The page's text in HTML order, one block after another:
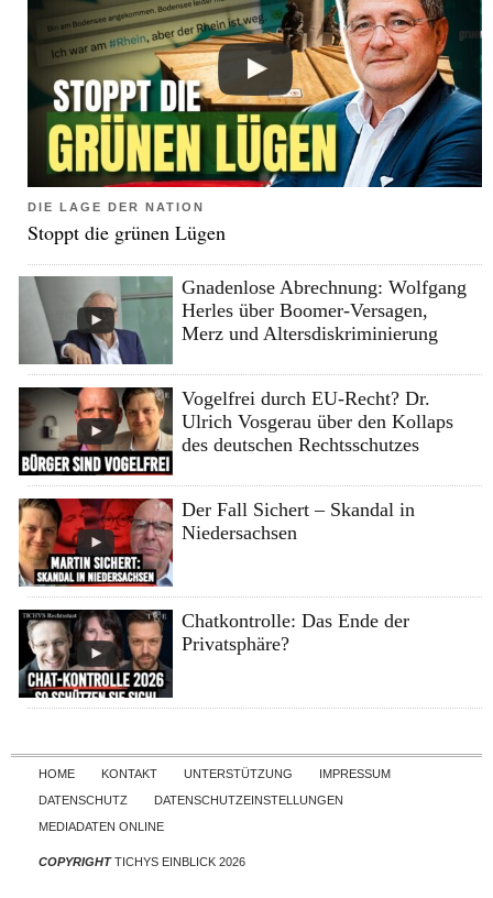
DIE LAGE DER NATION
Stoppt die grünen Lügen
Gnadenlose Abrechnung: Wolfgang
Herles über Boomer-Versagen,
Merz und Altersdiskriminierung
Vogelfrei durch EU-Recht? Dr.
Ulrich Vosgerau über den Kollaps
des deutschen Rechtsschutzes
Der Fall Sichert – Skandal in
Niedersachsen
Chatkontrolle: Das Ende der
Privatsphäre?
Skip to content
HOME KONTAKT UNTERSTÜTZUNG
IMPRESSUM
DATENSCHUTZ
DATENSCHUTZEINSTELLUNGEN
MEDIADATEN ONLINE
COPYRIGHTTICHYS EINBLICK 2026